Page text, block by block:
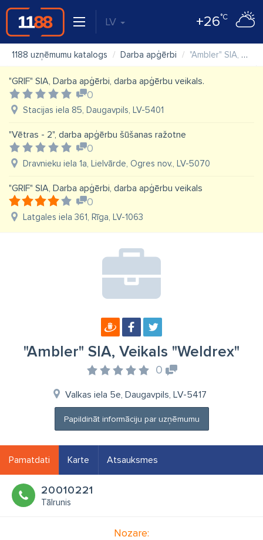
LV +26°C
1188 uzņēmumu katalogs Darba apģērbi "Ambler" SIA, Veikals "Weldrex"
"GRIF" SIA, Darba apģērbi, darba apģērbu veikals.
0
Stacijas iela 85, Daugavpils, LV-5401
"Vētras - 2", darba apģērbu šūšanas ražotne
0
Dravnieku iela 1a, Lielvārde, Ogres nov., LV-5070
"GRIF" SIA, Darba apģērbi, darba apģērbu veikals
0
Latgales iela 361, Rīga, LV-1063
"Ambler" SIA, Veikals "Weldrex"
0
Valkas iela 5e, Daugavpils, LV-5417
Papildināt informāciju par uzņēmumu
Pamatdati Karte Atsauksmes
20010221
Tālrunis
Nozare: